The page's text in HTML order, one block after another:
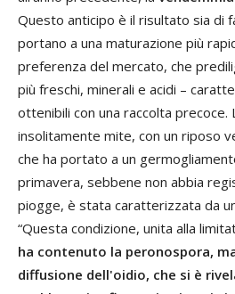
Questo anticipo è il risultato sia di
portano a una maturazione più
preferenza del mercato, che
più freschi, minerali e acidi –
ottenibili con una raccolta precoce.
insolitamente mite, con un riposo
che ha portato a un
primavera, sebbene non abbia
piogge, è stata caratterizzata da
“Questa condizione, unita alla
ha contenuto la peronospora,
diffusione dell'oidio, che si è